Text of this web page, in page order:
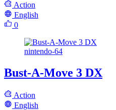
Action
English
0
nintendo-64
Bust-A-Move 3 DX
Action
English